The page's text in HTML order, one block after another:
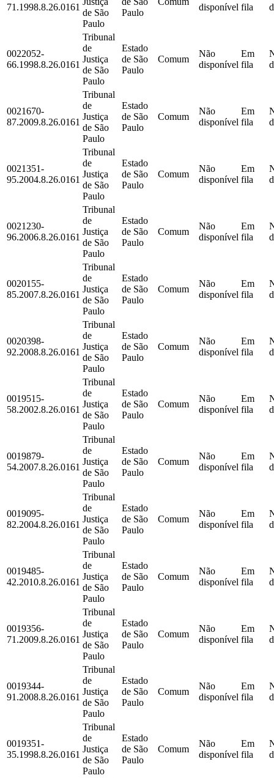
71.1998.8.26.0161
de São
Paulo
Paulo
disponível fila
0022052-
66.1998.8.26.0161
Tribunal
de
Justiça
de São
Paulo
Estado
de São
Paulo
Comum
Não
disponível
Em
fila
0021670-
87.2009.8.26.0161
Tribunal
de
Justiça
de São
Paulo
Estado
de São
Paulo
Comum
Não
disponível
Em
fila
0021351-
95.2004.8.26.0161
Tribunal
de
Justiça
de São
Paulo
Estado
de São
Paulo
Comum
Não
disponível
Em
fila
0021230-
96.2006.8.26.0161
Tribunal
de
Justiça
de São
Paulo
Estado
de São
Paulo
Comum
Não
disponível
Em
fila
0020155-
85.2007.8.26.0161
Tribunal
de
Justiça
de São
Paulo
Estado
de São
Paulo
Comum
Não
disponível
Em
fila
0020398-
92.2008.8.26.0161
Tribunal
de
Justiça
de São
Paulo
Estado
de São
Paulo
Comum
Não
disponível
Em
fila
0019515-
58.2002.8.26.0161
Tribunal
de
Justiça
de São
Paulo
Estado
de São
Paulo
Comum
Não
disponível
Em
fila
0019879-
54.2007.8.26.0161
Tribunal
de
Justiça
de São
Paulo
Estado
de São
Paulo
Comum
Não
disponível
Em
fila
0019095-
82.2004.8.26.0161
Tribunal
de
Justiça
de São
Paulo
Estado
de São
Paulo
Comum
Não
disponível
Em
fila
0019485-
42.2010.8.26.0161
Tribunal
de
Justiça
de São
Paulo
Estado
de São
Paulo
Comum
Não
disponível
Em
fila
0019356-
71.2009.8.26.0161
Tribunal
de
Justiça
de São
Paulo
Estado
de São
Paulo
Comum
Não
disponível
Em
fila
0019344-
91.2008.8.26.0161
Tribunal
de
Justiça
de São
Paulo
Estado
de São
Paulo
Comum
Não
disponível
Em
fila
0019351-
35.1998.8.26.0161
Tribunal
de
Justiça
de São
Paulo
Estado
de São
Paulo
Comum
Não
disponível
Em
fila